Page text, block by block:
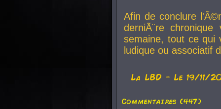
Afin de conclure
derniÃ¨re
semaine, tout ce qui
ludique ou associatif
La LBD - Le 19/11/
Commentaires (447)